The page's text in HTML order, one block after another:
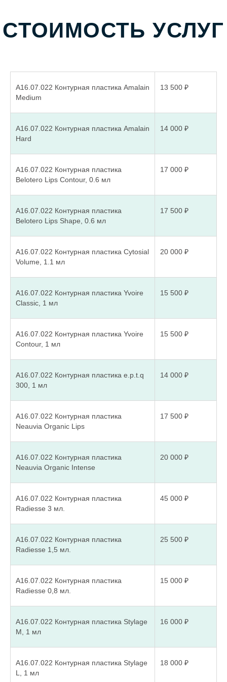
А16.07.022 Контурная пластика Amalain
Medium
13 500 ₽
А16.07.022 Контурная пластика Amalain
Hard
14 000 ₽
А16.07.022 Контурная пластика
Belotero Lips Contour, 0.6 мл
17 000 ₽
А16.07.022 Контурная пластика
Belotero Lips Shape, 0.6 мл
17 500 ₽
А16.07.022 Контурная пластика Cytosial
Volume, 1.1 мл
20 000 ₽
А16.07.022 Контурная пластика Yvoire
Classic, 1 мл
15 500 ₽
А16.07.022 Контурная пластика Yvoire
Contour, 1 мл
15 500 ₽
А16.07.022 Контурная пластика e.p.t.q
300, 1 мл
14 000 ₽
А16.07.022 Контурная пластика
Neauvia Organic Lips
17 500 ₽
А16.07.022 Контурная пластика
Neauvia Organic Intense
20 000 ₽
А16.07.022 Контурная пластика
Radiesse 3 мл.
45 000 ₽
А16.07.022 Контурная пластика
Radiesse 1,5 мл.
25 500 ₽
А16.07.022 Контурная пластика
Radiesse 0,8 мл.
15 000 ₽
А16.07.022 Контурная пластика Stylage
M, 1 мл
16 000 ₽
А16.07.022 Контурная пластика Stylage
L, 1 мл
18 000 ₽
Врач-косметолог,
врач-дерматовенеролог
Усенкова
Наталья
ЗАПИСАТЬСЯ НА
ПРОЦЕДУРУ
+7
политикой конфиденциальности
и даю согласиена обработку
Записаться
СТАТЬИ ПО ТЕМЕ